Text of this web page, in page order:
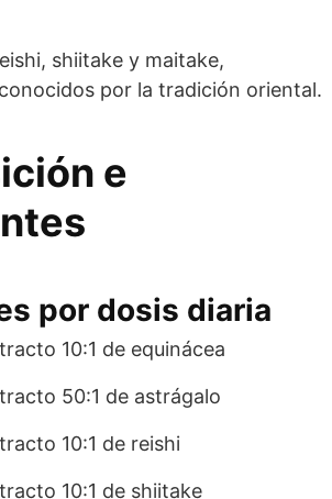
shiitake y maitake,
por la tradición oriental.
e
por dosis diaria
10:1 de equinácea
50:1 de astrágalo
10:1 de reishi
10:1 de shiitake